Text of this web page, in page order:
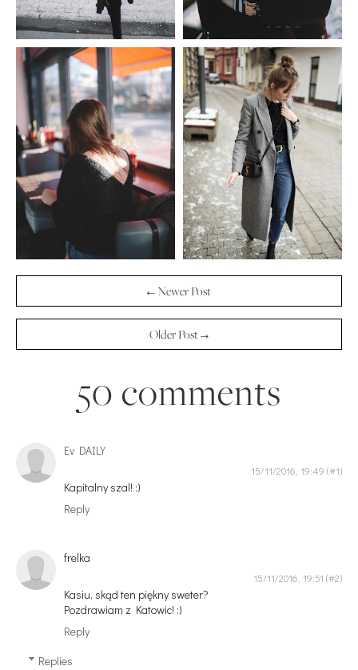
← Newer Post
Older Post →
50 comments
Ev DAILY
15/11/2016, 19:49
Kapitalny szal! :)
Reply
frelka
15/11/2016, 19:51
Kasiu, skąd ten piękny sweter?
Pozdrawiam z Katowic! :)
Reply
Replies